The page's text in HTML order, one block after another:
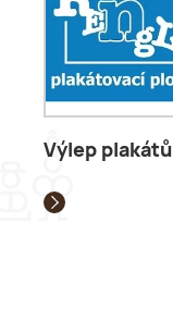
Výlep plakátů